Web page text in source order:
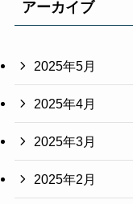
アーカイブ
2025年5月
2025年4月
2025年3月
2025年2月